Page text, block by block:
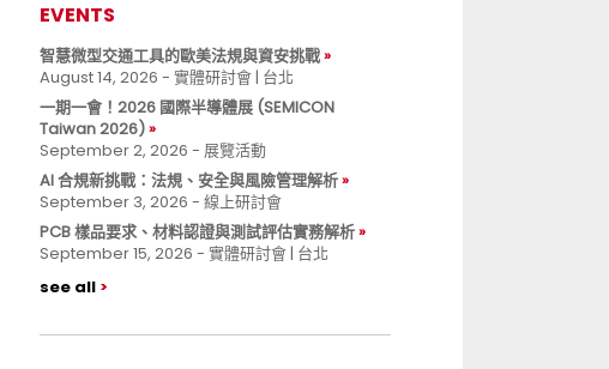
EVENTS
智慧微型交通工具的歐美法規與資安挑戰
August 14, 2026 - 實體研討會 | 台北
一期一會！2026 國際半導體展 (SEMICON
Taiwan 2026)
September 2, 2026 - 展覽活動
AI 合規新挑戰：法規、安全與風險管理解析
September 3, 2026 - 線上研討會
PCB 樣品要求、材料認證與測試評估實務解析
September 15, 2026 - 實體研討會 | 台北
see all